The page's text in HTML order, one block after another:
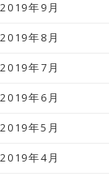
2019年9月
2019年8月
2019年7月
2019年6月
2019年5月
2019年4月